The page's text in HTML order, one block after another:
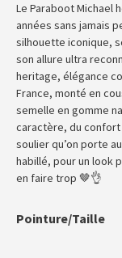
Le Paraboot Michael
années sans jamais
silhouette iconique,
son allure ultra
heritage, élégance
France, monté en
semelle en gomme
caractère, du confort
soulier qu’on porte
habillé, pour un look
en faire trop 🤎👌
Pointure/Taille